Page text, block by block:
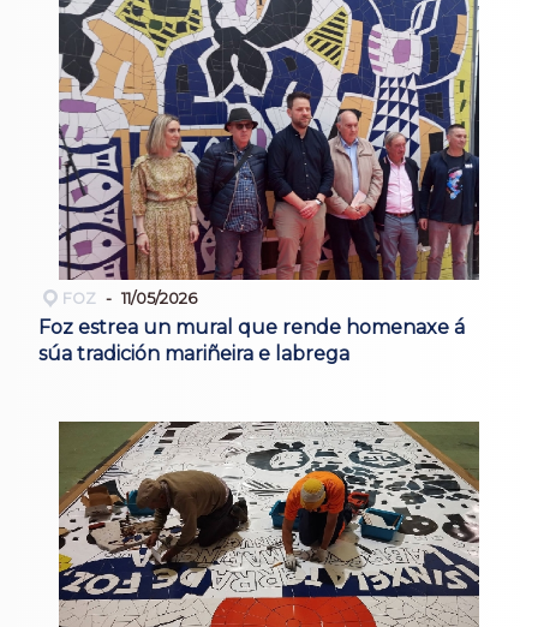
FOZ 11/05/2026
Foz estrea un mural que rende homenaxe á
súa tradición mariñeira e labrega